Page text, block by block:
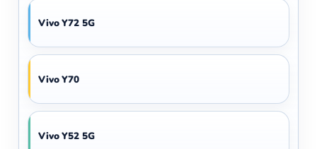
Vivo Y72 5G
Vivo Y70
Vivo Y52 5G